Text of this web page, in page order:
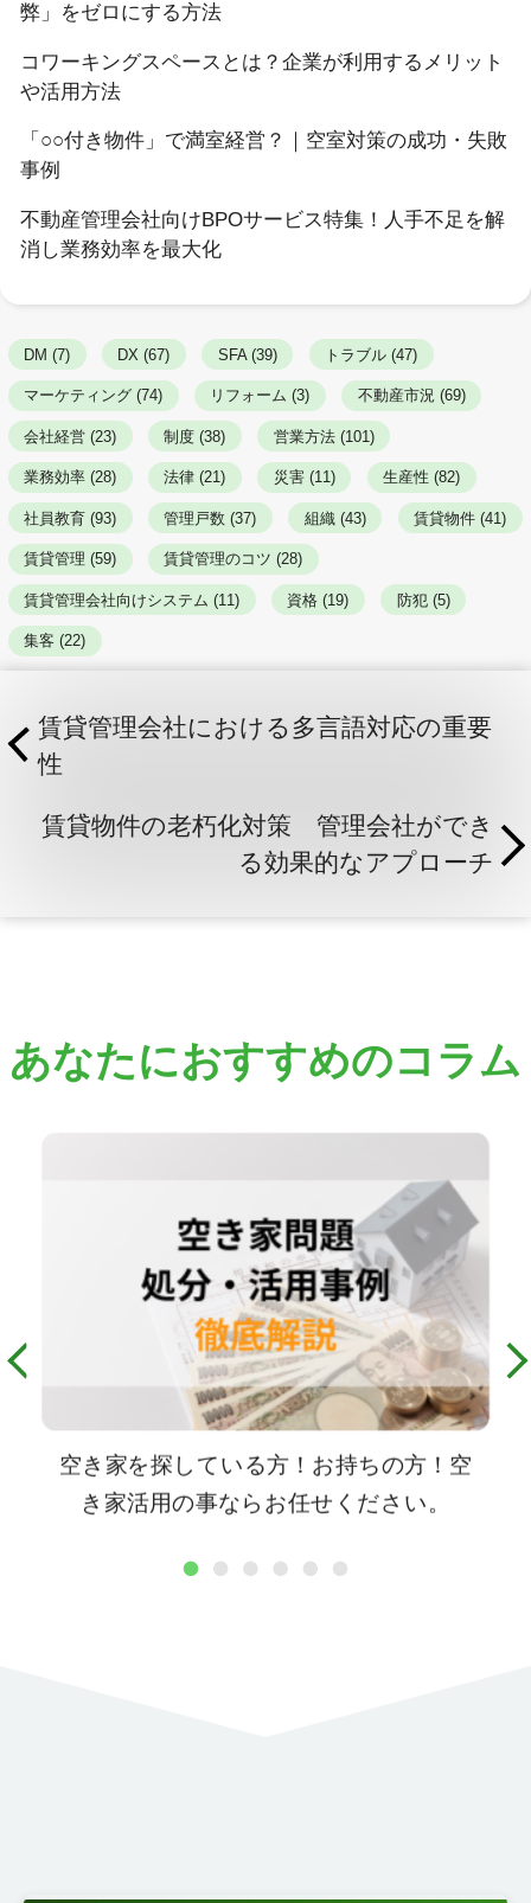
弊」をゼロにする方法
コワーキングスペースとは？企業が利用するメリット
や活用方法
「○○付き物件」で満室経営？｜空室対策の成功・失敗
事例
不動産管理会社向けBPOサービス特集！人手不足を解
消し業務効率を最大化
DM (7) DX (67) SFA (39) トラブル (47)
マーケティング (74) リフォーム (3) 不動産市況 (69)
会社経営 (23) 制度 (38) 営業方法 (101)
業務効率 (28) 法律 (21) 災害 (11) 生産性 (82)
社員教育 (93) 管理戸数 (37) 組織 (43) 賃貸物件 (41)
賃貸管理 (59) 賃貸管理のコツ (28)
賃貸管理会社向けシステム (11) 資格 (19) 防犯 (5)
集客 (22)
賃貸管理会社における多言語対応の重要
性
賃貸物件の老朽化対策 管理会社ができ
る効果的なアプローチ
あなたにおすすめのコラム
空き家を探している方！お持ちの方！空
き家活用の事ならお任せください。
1 2